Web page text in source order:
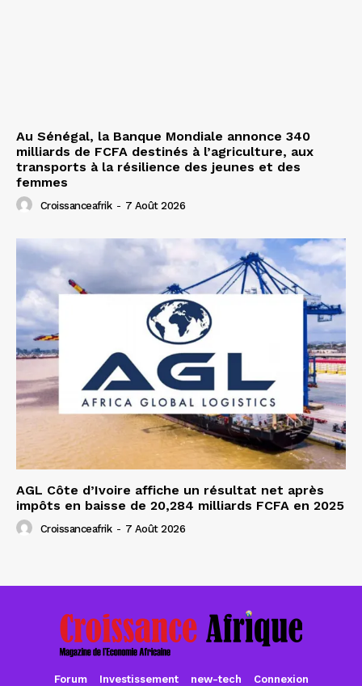
Au Sénégal, la Banque Mondiale annonce 340
milliards de FCFA destinés à l’agriculture, aux
transports à la résilience des jeunes et des
femmes
Croissanceafrik - 7 Août 2026
AGL Côte d’Ivoire affiche un résultat net après
impôts en baisse de 20,284 milliards FCFA en 2025
Croissanceafrik - 7 Août 2026
Forum Investissement new-tech Connexion